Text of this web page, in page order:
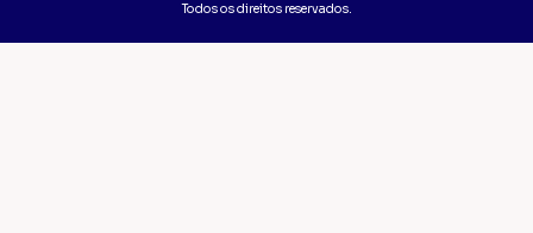
Todos os direitos reservados.